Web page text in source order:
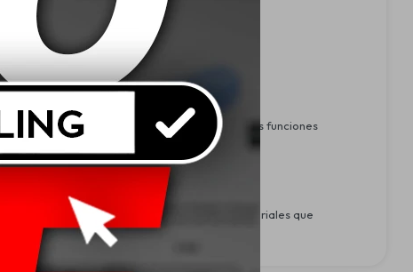
óptimo y la correcta conexión de las funciones
tranquilidad al conductor. Fabricado con materiales que